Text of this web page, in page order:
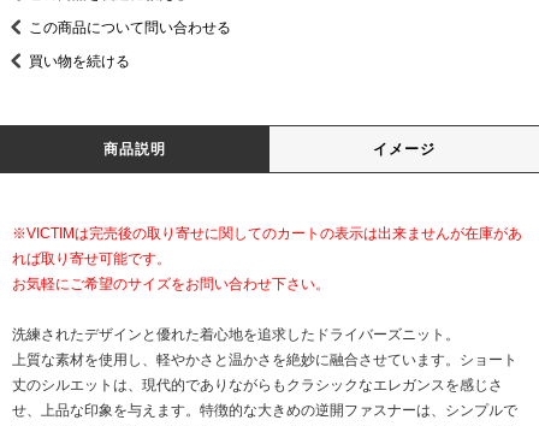
この商品について問い合わせる
買い物を続ける
商品説明 イメージ
※VICTIMは完売後の取り寄せに関してのカートの表示は出来ませんが在庫があ
れば取り寄せ可能です。
お気軽にご希望のサイズをお問い合わせ下さい。
洗練されたデザインと優れた着心地を追求したドライバーズニット。
上質な素材を使用し、軽やかさと温かさを絶妙に融合させています。ショート
丈のシルエットは、現代的でありながらもクラシックなエレガンスを感じさ
せ、上品な印象を与えます。特徴的な大きめの逆開ファスナーは、シンプルで